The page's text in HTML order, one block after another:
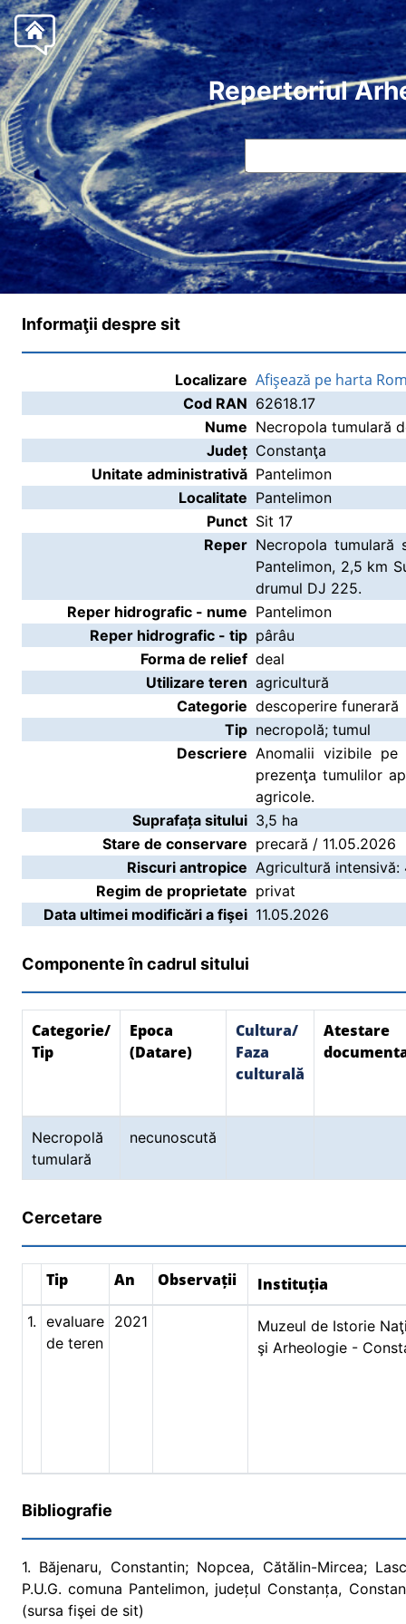
Repertoriul
Informaţii despre sit
Localizare Afişează pe harta
Cod RAN 62618.17
Nume Necropola tumulară
Județ Constanţa
Unitate administrativă Pantelimon
Localitate Pantelimon
Punct Sit 17
Reper Necropola
Pantelimon, 2,5 km
drumul DJ 225.
Reper hidrografic - nume Pantelimon
Reper hidrografic - tip pârâu
Forma de relief deal
Utilizare teren agricultură
Categorie descoperire funerară
Tip necropolă; tumul
Descriere Anomalii vizibile pe
prezenţa tumulilor
agricole.
Suprafața sitului 3,5 ha
Stare de conservare precară / 11.05.2026
Riscuri antropice Agricultură intensivă:
Regim de proprietate privat
Data ultimei modificări a fişei 11.05.2026
Componente în cadrul sitului
Categorie/
Tip
Epoca
(Datare)
Cultura/
Faza
culturală
Atestare
Necropolă
tumulară
necunoscută
Cercetare
Tip An Observații Instituția
1. evaluare
de teren
2021
Muzeul de Istorie
şi Arheologie -
Bibliografie
1. Băjenaru, Constantin; Nopcea, Cătălin-Mircea;
P.U.G. comuna Pantelimon, județul Constanța,
(sursa fişei de sit)